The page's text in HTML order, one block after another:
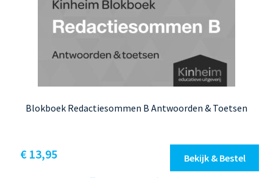
Blokboek Redactiesommen B Antwoorden & Toetsen
€13,95
Bekijk & Bestel